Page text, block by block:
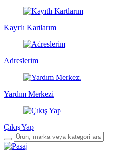
Kayıtlı Kartlarım
Adreslerim
Yardım Merkezi
Çıkış Yap